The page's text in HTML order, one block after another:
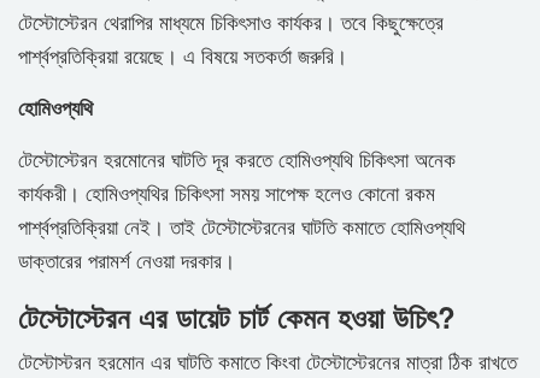
টেস্টোস্টেরন থেরাপির মাধ্যমে চিকিৎসাও কার্যকর। তবে কিছুক্ষেত্রে
পার্শ্বপ্রতিক্রিয়া রয়েছে। এ বিষয়ে সতকর্তা জরুরি।
হোমিওপ্যথি
টেস্টোস্টেরন হরমোনের ঘাটতি দূর করতে হোমিওপ্যথি চিকিৎসা অনেক
কার্যকরী। হোমিওপ্যথির চিকিৎসা সময় সাপেক্ষ হলেও কোনো রকম
পার্শ্বপ্রতিক্রিয়া নেই। তাই টেস্টোস্টেরনের ঘাটতি কমাতে হোমিওপ্যথি
ডাক্তারের পরামর্শ নেওয়া দরকার।
টেস্টোস্টেরন এর ডায়েট চার্ট কেমন হওয়া উচিৎ?
টেস্টোস্টরন হরমোন এর ঘাটতি কমাতে কিংবা টেস্টোস্টেরনের মাত্রা ঠিক রাখতে